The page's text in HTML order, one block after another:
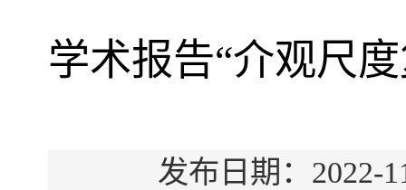
学术报告“介观尺
发布日期：